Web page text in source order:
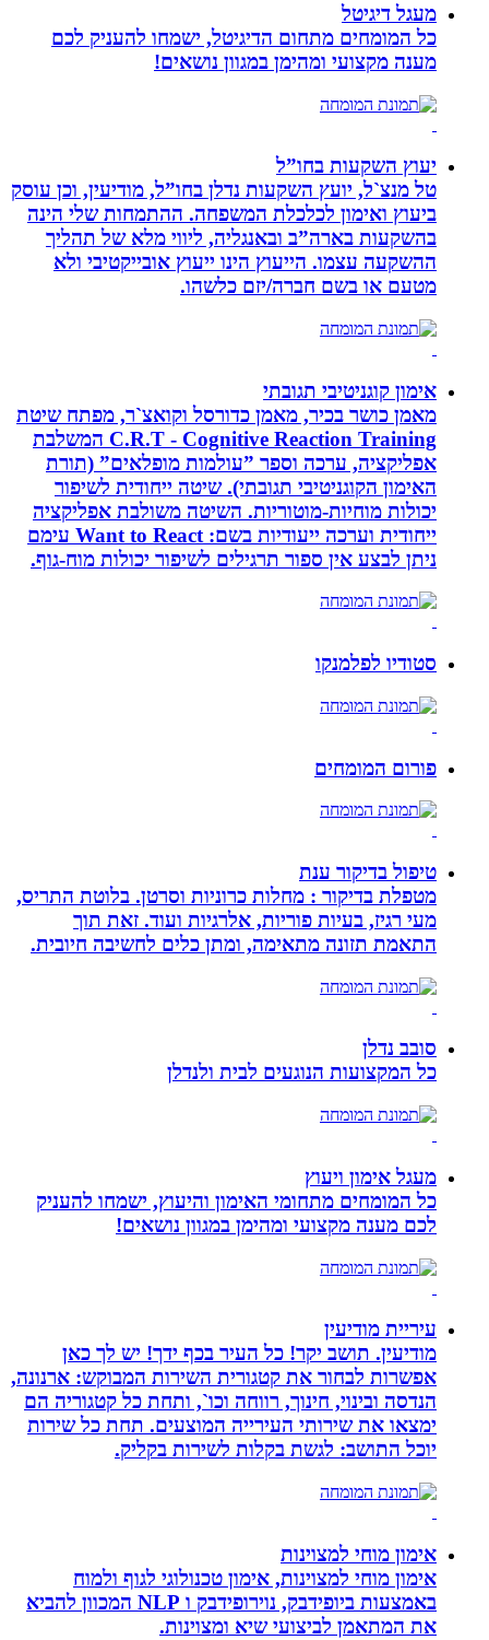
מעגל דיגיטל
כל המומחים מתחום הדיגיטל, ישמחו להעניק לכם
מענה מקצועי ומהימן במגוון נושאים!
יעוץ השקעות בחו”ל
טל מנצ`ל, יועץ השקעות נדלן בחו”ל, מודיעין, וכן עוסק
ביעוץ ואימון לכלכלת המשפחה. ההתמחות שלי הינה
בהשקעות בארה”ב ובאנגליה, ליווי מלא של תהליך
ההשקעה עצמו. הייעוץ הינו ייעוץ אובייקטיבי ולא
מטעם או בשם חברה/יזם כלשהו.
אימון קוגניטיבי תגובתי
מאמן כושר בכיר, מאמן כדורסל וקואצ`ר, מפתח שיטת
C.R.T - Cognitive Reaction Training המשלבת
אפליקציה, ערכה וספר ”עולמות מופלאים” (תורת
האימון הקוגניטיבי תגובתי). שיטה ייחודית לשיפור
יכולות מוחיות-מוטוריות. השיטה משולבת אפליקציה
ייחודית וערכה ייעודיות בשם: Want to React עימם
ניתן לבצע אין ספור תרגילים לשיפור יכולות מוח-גוף.
סטודיו לפלמנקו
פורום המומחים
טיפול בדיקור ענת
מטפלת בדיקור : מחלות כרוניות וסרטן. בלוטת התריס,
מעי רגיז, בעיות פוריות, אלרגיות ועוד. זאת תוך
התאמת תזונה מתאימה, ומתן כלים לחשיבה חיובית.
סובב נדלן
כל המקצועות הנוגעים לבית ולנדלן
מעגל אימון ויעוץ
כל המומחים מתחומי האימון והיעוץ, ישמחו להעניק
לכם מענה מקצועי ומהימן במגוון נושאים!
עיריית מודיעין
מודיעין. תושב יקר! כל העיר בכף ידך! יש לך כאן
אפשרות לבחור את קטגורית השירות המבוקש: ארנונה,
הנדסה ובינוי, חינוך, רווחה וכו`, ותחת כל קטגוריה הם
ימצאו את שירותי העירייה המוצעים. תחת כל שירות
יוכל התושב: לגשת בקלות לשירות בקליק.
אימון מוחי למצוינות
אימון מוחי למצוינות, אימון טכנולוגי לגוף ולמוח
באמצעות ביופידבק, נוירופידבק ו NLP המכוון להביא
את המתאמן לביצועי שיא ומצוינות.